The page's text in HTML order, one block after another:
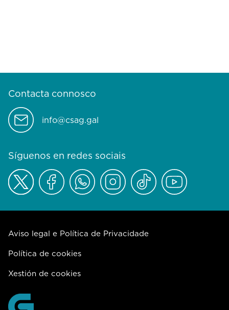
Contacta connosco
info@csag.gal
Síguenos en redes sociais
Aviso legal e Política de Privacidade
Política de cookies
Xestión de cookies